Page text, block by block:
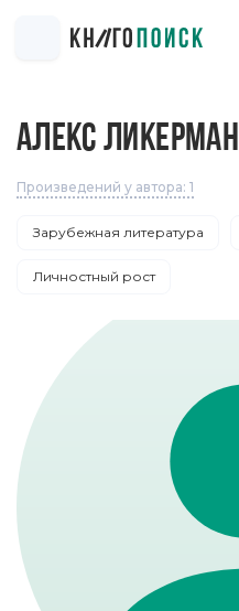
АЛЕКС ЛИКЕРМАН
Произведений у автора: 1
Зарубежная литература
Личностный рост